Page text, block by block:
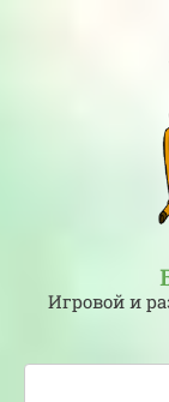
Игровой и
Поиск: